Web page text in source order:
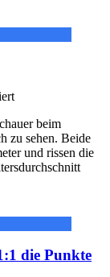
für
begeistert
die
Zuschauer
beim
zu sehen. Beide
und rissen die
die Punkte